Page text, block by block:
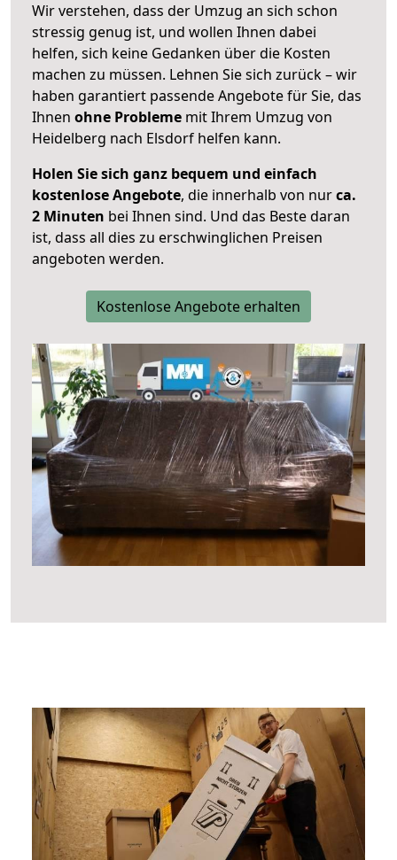
Wir verstehen, dass der Umzug an sich schon
stressig genug ist, und wollen Ihnen dabei
helfen, sich keine Gedanken über die Kosten
machen zu müssen. Lehnen Sie sich zurück – wir
haben garantiert passende Angebote für Sie, das
Ihnen ohne Probleme mit Ihrem Umzug von
Heidelberg nach Elsdorf helfen kann.
Holen Sie sich ganz bequem und einfach
kostenlose Angebote, die innerhalb von nurca.
2 Minuten bei Ihnen sind. Und das Beste daran
ist, dass all dies zu erschwinglichen Preisen
angeboten werden.
Kostenlose Angebote erhalten